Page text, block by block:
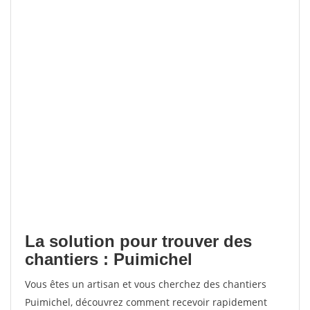
La solution pour trouver des
chantiers : Puimichel
Vous êtes un artisan et vous cherchez des chantiers
Puimichel, découvrez comment recevoir rapidement